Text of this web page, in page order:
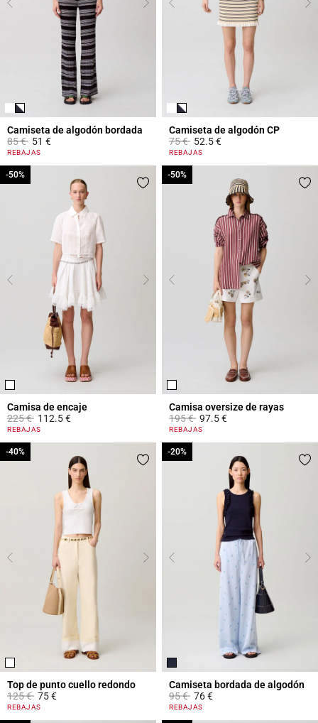
Camiseta de algodón bordada
Price reduced from
85 €to51 €
3,9 out of 5 Customer Rating
REBAJAS
Camiseta de algodón CP
Price reduced from
75 €to52.5 €
4,4 out of 5 Customer Rating
REBAJAS
Camisa de encaje
Price reduced from
225 €to
-50%
112.5 €
5 out of 5 Customer Rating
REBAJAS
-50%
Camisa oversize de rayas
Price reduced from
195 €to
-50%
97.5 €
4,2 out of 5 Customer Rating
REBAJAS
-50%
Top de punto cuello redondo
Price reduced from
125 €to
-40%
75 €
5 out of 5 Customer Rating
REBAJAS
-40%
Camiseta bordada de algodón
Price reduced from
95 €to
-20%
76 €
3,3 out of 5 Customer Rating
REBAJAS
-20%